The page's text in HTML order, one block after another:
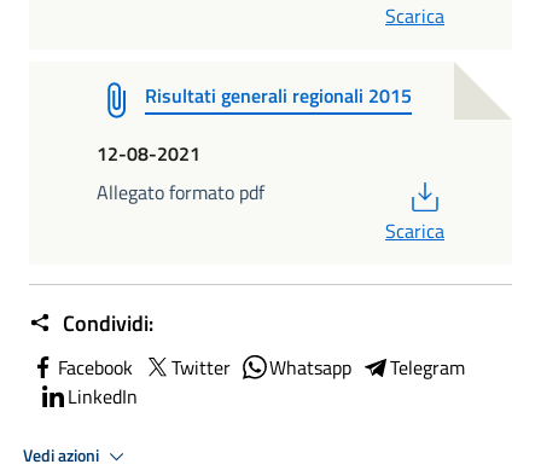
Scarica
Risultati generali regionali 2015
12-08-2021
Allegato formato pdf
Scarica
Condividi:
Facebook Twitter Whatsapp
Telegram
LinkedIn
Vedi azioni